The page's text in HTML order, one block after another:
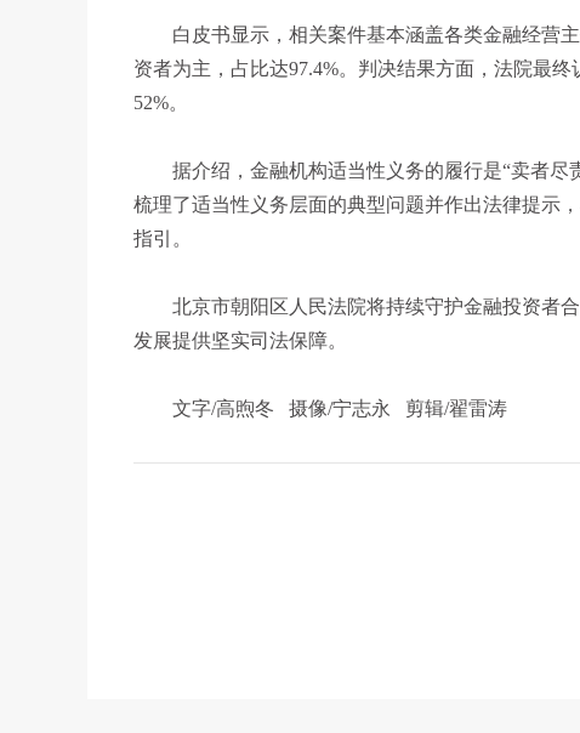
白皮书显示，相关案件基本涵盖各类金融经营主
资者为主，占比达97.4%。判决结果方面，法院最
52%。
据介绍，金融机构适当性义务的履行是“卖者尽
梳理了适当性义务层面的典型问题并作出法律提示
指引。
北京市朝阳区人民法院将持续守护金融投资者合
发展提供坚实司法保障。
文字/高煦冬 摄像/宁志永 剪辑/翟雷涛